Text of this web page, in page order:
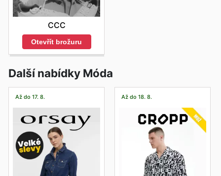
CCC
Otevřít brožuru
Další nabídky Móda
Až do 17. 8. Až do 18. 8.